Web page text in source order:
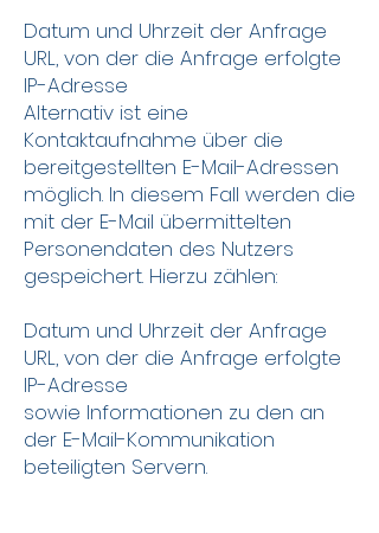
Datum und Uhrzeit der Anfrage
URL, von der die Anfrage erfolgte
IP-Adresse
Alternativ ist eine
Kontaktaufnahme über die
bereitgestellten E-Mail-Adressen
möglich. In diesem Fall werden die
mit der E-Mail übermittelten
Personendaten des Nutzers
gespeichert. Hierzu zählen:
Datum und Uhrzeit der Anfrage
URL, von der die Anfrage erfolgte
IP-Adresse
sowie Informationen zu den an
der E-Mail-Kommunikation
beteiligten Servern.